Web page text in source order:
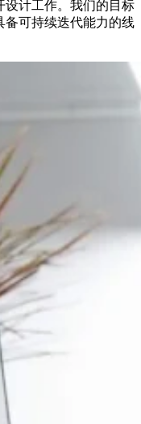
设计工作。我们的目标
备可持续迭代能力的线